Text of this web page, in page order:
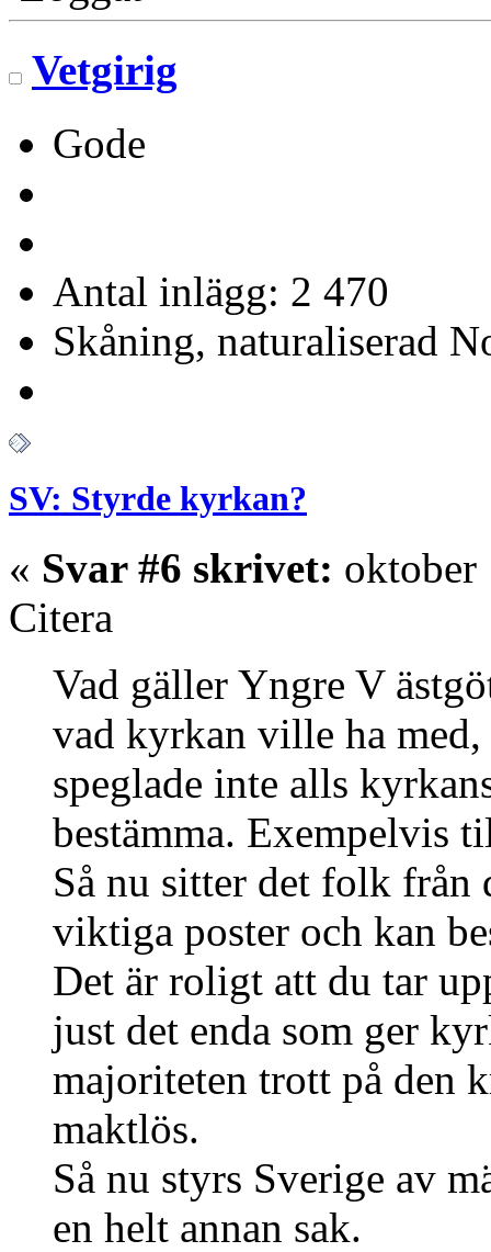
Vetgirig
Gode
Antal inlägg: 2 470
Skåning, naturaliserad
SV: Styrde kyrkan?
« Svar #6 skrivet: oktober
Citera
Vad gäller Yngre V
vad kyrkan ville ha
speglade inte alls
bestämma. Exempelvis
Så nu sitter det folk från
viktiga poster och kan
Det är roligt att du tar
just det enda som ger
majoriteten trott på den
maktlös.
Så nu styrs Sverige av
en helt annan sak.